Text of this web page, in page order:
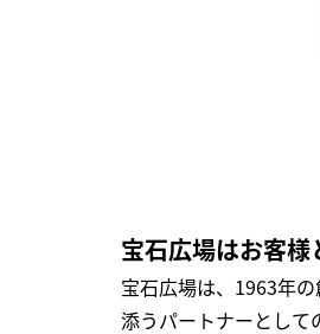
宝石広場はお客様
宝石広場は、1963年
添うパートナーとして